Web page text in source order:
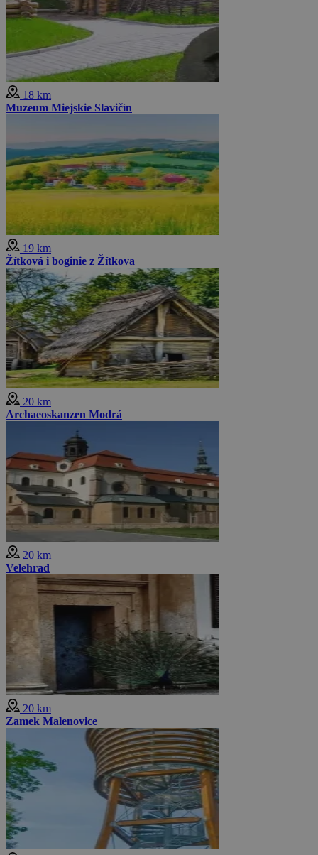
18 km
Muzeum Miejskie Slavičín
19 km
Žítková i boginie z Žítkova
20 km
Archaeoskanzen Modrá
20 km
Velehrad
20 km
Zamek Malenovice